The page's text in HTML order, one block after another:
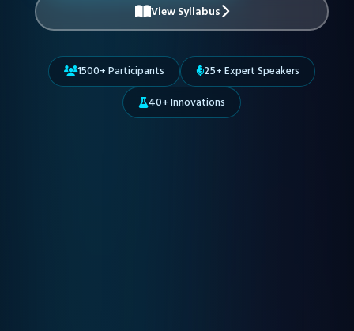
View Syllabus
1500+ Participants
25+ Expert Speakers
40+ Innovations